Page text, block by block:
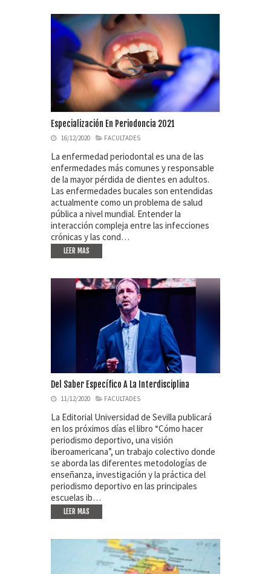
Especialización En Periodoncia 2021
16/12/2020 FACULTADES
La enfermedad periodontal es una de las
enfermedades más comunes y responsable
de la mayor pérdida de dientes en adultos.
Las enfermedades bucales son entendidas
actualmente como un problema de salud
pública a nivel mundial. Entender la
interacción compleja entre las infecciones
crónicas y las cond…
LEER MAS
Del Saber Específico A La Interdisciplina
11/12/2020 FACULTADES
La Editorial Universidad de Sevilla publicará
en los próximos días el libro “Cómo hacer
periodismo deportivo, una visión
iberoamericana”, un trabajo colectivo donde
se aborda las diferentes metodologías de
enseñanza, investigación y la práctica del
periodismo deportivo en las principales
escuelas ib…
LEER MAS